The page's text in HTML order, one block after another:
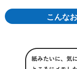
こんな